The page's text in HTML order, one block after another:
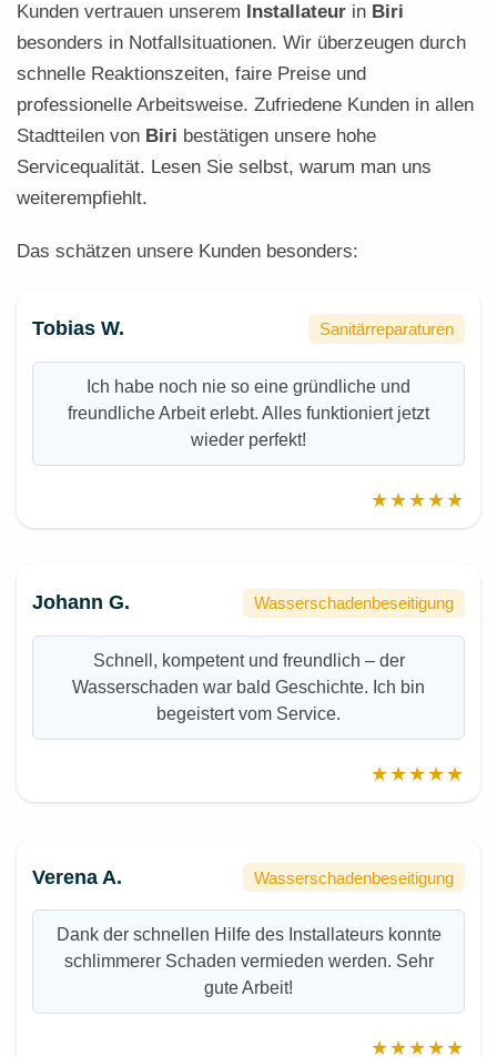
Kunden vertrauen unserem Installateur in Biri
besonders in Notfallsituationen. Wir überzeugen durch
schnelle Reaktionszeiten, faire Preise und
professionelle Arbeitsweise. Zufriedene Kunden in allen
Stadtteilen von Biri bestätigen unsere hohe
Servicequalität. Lesen Sie selbst, warum man uns
weiterempfiehlt.
Das schätzen unsere Kunden besonders:
Tobias W. Sanitärreparaturen
Ich habe noch nie so eine gründliche und
freundliche Arbeit erlebt. Alles funktioniert jetzt
wieder perfekt!
★★★★★
Johann G. Wasserschadenbeseitigung
Schnell, kompetent und freundlich – der
Wasserschaden war bald Geschichte. Ich bin
begeistert vom Service.
★★★★★
Verena A. Wasserschadenbeseitigung
Dank der schnellen Hilfe des Installateurs konnte
schlimmerer Schaden vermieden werden. Sehr
gute Arbeit!
★★★★★